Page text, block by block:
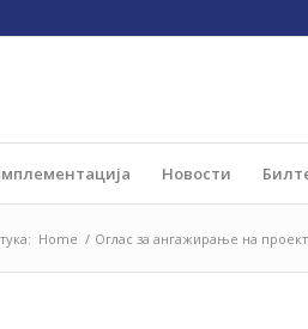
Новости
Home / Оглас за ангажирање на